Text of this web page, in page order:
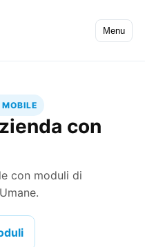
Menu
con
con moduli di